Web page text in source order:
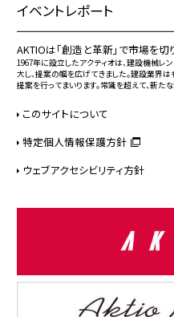
イベントレポート
AKTIOは「創造と革新」で市場を切
1967年に設立したアクティオは、建設機械レ
大し、提案の幅を広げてきました。建設業界
提案を行ってまいります。常識を超えて、新た
このサイトについて
特定個人情報保護方針
ウェブアクセシビリティ方針